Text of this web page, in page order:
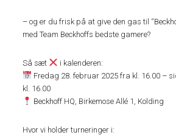
– og er du frisk på at give den gas til
med Team Beckhoffs bedste gamere?
Så sæt
i kalenderen:
Fredag 28. februar 2025 fra kl. 16.00 –
kl. 16.00
Beckhoff HQ, Birkemose Allé 1, Kolding
Hvor vi holder turneringer i: